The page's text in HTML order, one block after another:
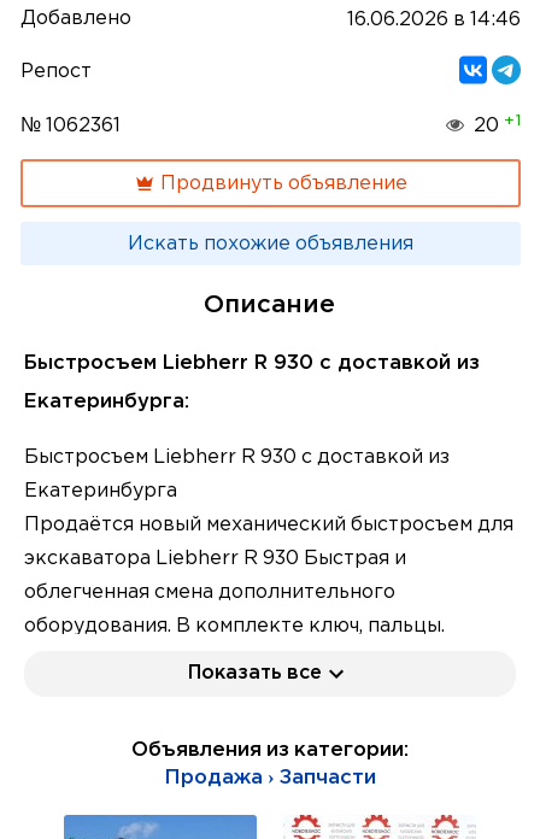
Добавлено 16.06.2026 в 14:46
Репост
№ 1062361 20 +1
Продвинуть объявление
Искать похожие объявления
Описание
Быстросъем Liebherr R 930 с доставкой из
Екатеринбурга:
Быстросъем Liebherr R 930 с доставкой из
Екатеринбурга
Продаётся новый механический быстросъем для
экскаватора Liebherr R 930 Быстрая и
облегченная смена дополнительного
оборудования. В комплекте ключ, пальцы.
Не требуется вмешательство в гидравлическую
другую сторону, присоединяя или отсоединяя
Масса 500 кг. Гарантия 6 месяцев. Расчет с НДС.
Показать все
Объявления из категории:
Продажа › Запчасти